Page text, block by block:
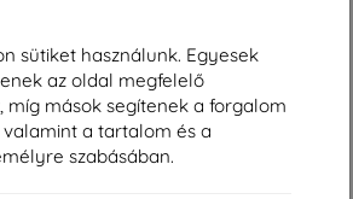
sütiket használunk. Egyesek
az oldal megfelelő
míg mások segítenek a forgalom
a tartalom és a
szabásában.